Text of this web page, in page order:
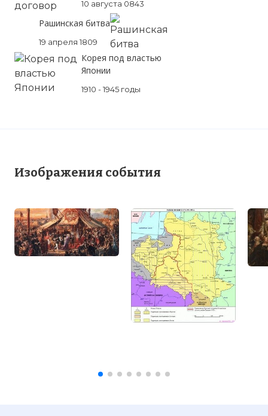
10 августа 0843
Рашинская битва
19 апреля 1809
Корея под властью
Японии
1910 - 1945 годы
Изображения события
5 августа 1772 года в Петербурге была
подписана Австро-прусско-российская
конвенция о первом разделе Речи
Посполитой – некогда могущественного
союзного государства,
сформировавшегося в конце 14-16 веков
путем объединения владений